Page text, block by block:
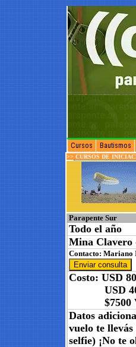
Cursos Bautismos
>> CURSOS DE
Parapente Sur
Todo el año
Mina Clavero
Contacto: Mariano
Enviar consulta
Costo: USD
USD 400
$7500
Datos
vuelo te
selfie) ¡No te